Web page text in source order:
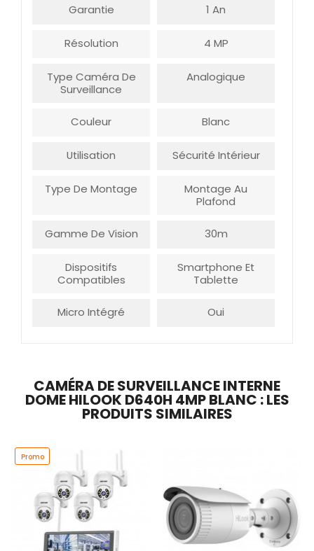
Garantie
1 An
Résolution 4 MP
Type Caméra De
Surveillance
Analogique
Couleur Blanc
Utilisation Sécurité Intérieur
Type De Montage
Montage Au
Plafond
Gamme De Vision 30m
Dispositifs
Compatibles
Smartphone Et
Tablette
Micro Intégré Oui
CAMÉRA DE SURVEILLANCE INTERNE
DOME HILOOK D640H 4MP BLANC : LES
PRODUITS SIMILAIRES
Promo